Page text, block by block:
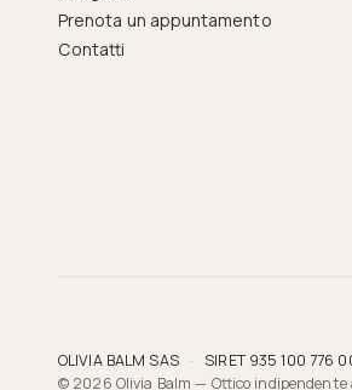
Prenota un appuntamento
Contatti
OLIVIA BALM SAS · SIRET 935 100 776
© 2026 Olivia Balm — Ottico indipendente